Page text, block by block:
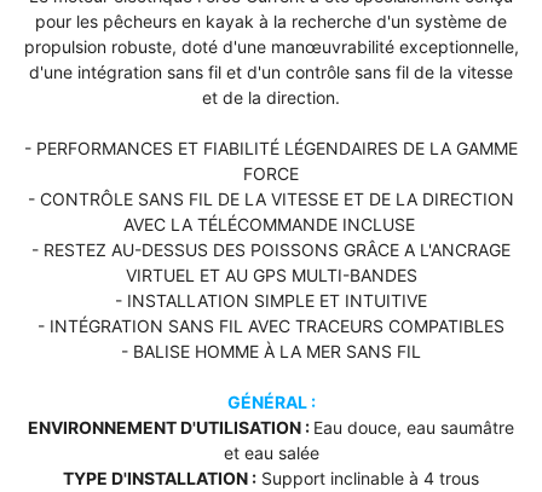
pour les pêcheurs en kayak à la recherche d'un système de
propulsion robuste, doté d'une manœuvrabilité exceptionnelle,
d'une intégration sans fil et d'un contrôle sans fil de la vitesse
et de la direction.
- PERFORMANCES ET FIABILITÉ LÉGENDAIRES DE LA GAMME
FORCE
- CONTRÔLE SANS FIL DE LA VITESSE ET DE LA DIRECTION
AVEC LA TÉLÉCOMMANDE INCLUSE
- RESTEZ AU-DESSUS DES POISSONS GRÂCE A L'ANCRAGE
VIRTUEL ET AU GPS MULTI-BANDES
- INSTALLATION SIMPLE ET INTUITIVE
- INTÉGRATION SANS FIL AVEC TRACEURS COMPATIBLES
- BALISE HOMME À LA MER SANS FIL
GÉNÉRAL :
ENVIRONNEMENT D'UTILISATION : Eau douce, eau saumâtre
et eau salée
TYPE D'INSTALLATION : Support inclinable à 4 trous